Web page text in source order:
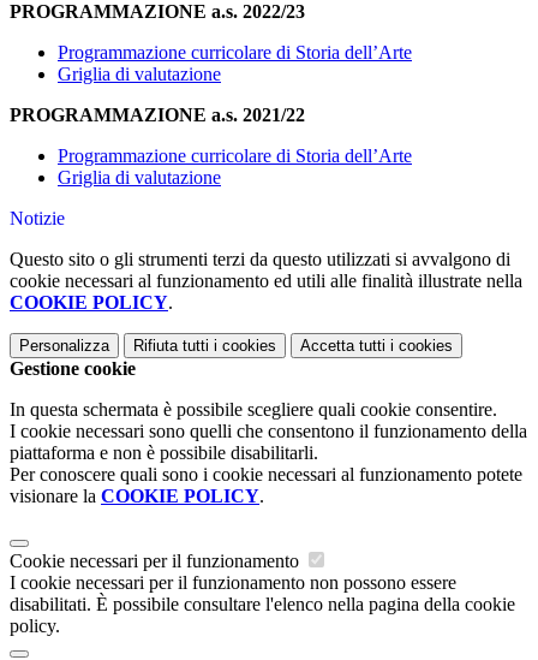
PROGRAMMAZIONE a.s. 2022/23
Programmazione curricolare di Storia dell’Arte
Griglia di valutazione
PROGRAMMAZIONE a.s. 2021/22
Programmazione curricolare di Storia dell’Arte
Griglia di valutazione
Notizie
Questo sito o gli strumenti terzi da questo utilizzati si avvalgono di
cookie necessari al funzionamento ed utili alle finalità illustrate nella
COOKIE POLICY.
Personalizza Rifiuta tutti i cookies Accetta tutti i cookies
Gestione cookie
In questa schermata è possibile scegliere quali cookie consentire.
I cookie necessari sono quelli che consentono il funzionamento della
piattaforma e non è possibile disabilitarli.
Per conoscere quali sono i cookie necessari al funzionamento potete
visionare la COOKIE POLICY.
Cookie necessari per il funzionamento
I cookie necessari per il funzionamento non possono essere
disabilitati. È possibile consultare l'elenco nella pagina della cookie
policy.